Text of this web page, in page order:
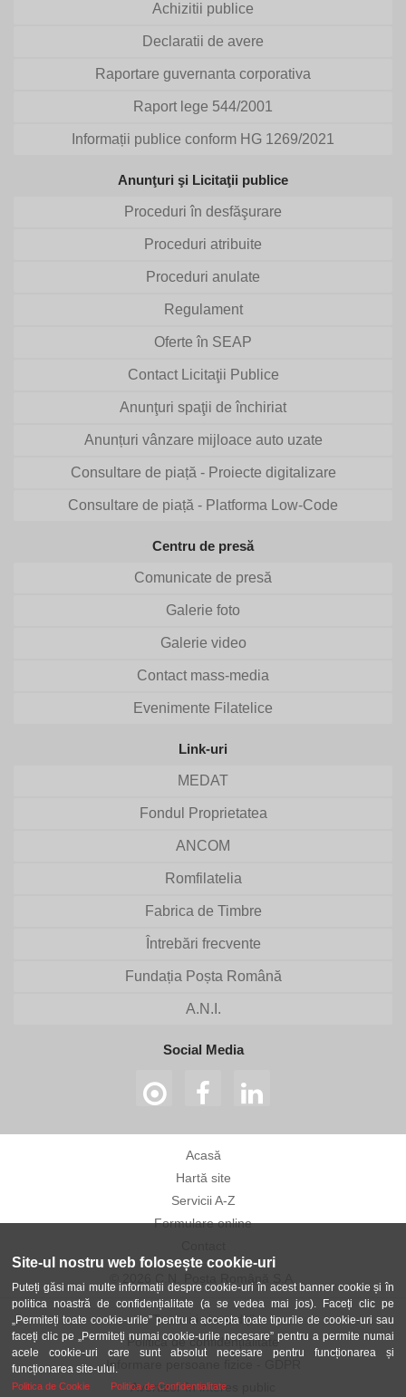
Site-ul nostru web folosește cookie-uri
Puteți găsi mai multe informații despre cookie-uri în acest banner cookie și în
politica noastră de confidențialitate (a se vedea mai jos). Faceți clic pe
„Permiteți toate cookie-urile” pentru a accepta toate tipurile de cookie-uri sau
faceți clic pe „Permiteți numai cookie-urile necesare” pentru a permite numai
acele cookie-uri care sunt absolut necesare pentru funcționarea și
funcționarea site-ului.
Politica de Cookie Politica de Confidentialitate
Achizitii publice
Declaratii de avere
Raportare guvernanta corporativa
Raport lege 544/2001
Informații publice conform HG 1269/2021
Anunţuri şi Licitaţii publice
Proceduri în desfăşurare
Proceduri atribuite
Proceduri anulate
Regulament
Oferte în SEAP
Contact Licitaţii Publice
Anunţuri spaţii de închiriat
Anunțuri vânzare mijloace auto uzate
Consultare de piață - Proiecte digitalizare
Consultare de piață - Platforma Low-Code
Centru de presă
Comunicate de presă
Galerie foto
Galerie video
Contact mass-media
Evenimente Filatelice
Link-uri
MEDAT
Fondul Proprietatea
ANCOM
Romfilatelia
Fabrica de Timbre
Întrebări frecvente
Fundația Poșta Română
A.N.I.
Social Media
Acasă
Hartă site
Servicii A-Z
Formulare online
Termeni și condiții
Politica de confidențialitate
Informare persoane fizice - GDPR
Avertizor în interes public